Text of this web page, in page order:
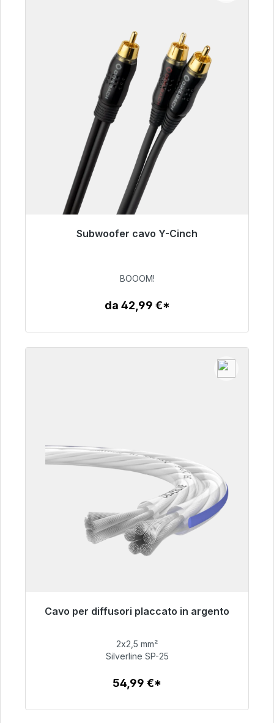
Subwoofer cavo Y-Cinch
Pronto per la spedizione immediata, tempo di
53,49 €
BOOOM!
da 42,99 €*
Cavo per diffusori placcato in argento
Pronto per la spedizione immediata, tempo di
54,99 €
2x2,5 mm²
Silverline SP-25
54,99 €*